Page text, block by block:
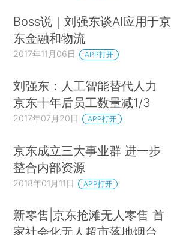
Boss说｜刘强东谈AI应用于京
东金融和物流
2017年11月06日 APP打开
刘强东：人工智能替代人力
京东十年后员工数量减1/3
2017年07月20日 APP打开
京东成立三大事业群 进一步
整合内部资源
2018年01月11日 APP打开
新零售|京东抢滩无人零售 首
家社会化无人超市落地烟台